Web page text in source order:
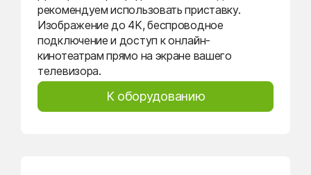
рекомендуем использовать приставку.
Изображение до 4K, беспроводное
подключение и доступ к онлайн-
кинотеатрам прямо на экране вашего
телевизора.
К оборудованию